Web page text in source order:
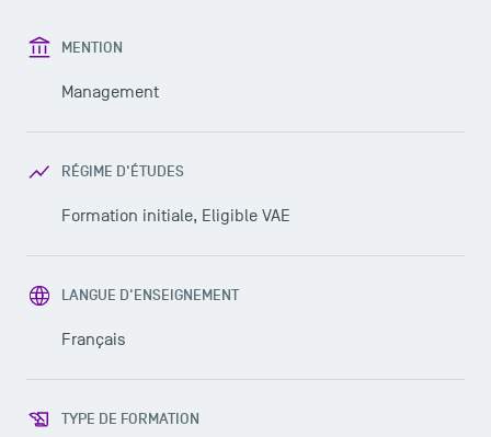
MENTION
Management
RÉGIME D'ÉTUDES
Formation initiale, Eligible VAE
LANGUE D'ENSEIGNEMENT
Français
TYPE DE FORMATION